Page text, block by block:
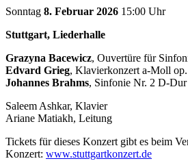
Sonntag 8. Februar 2026 15:00 Uhr
Stuttgart, Liederhalle
Grazyna Bacewicz, Ouvertüre für
Edvard Grieg, Klavierkonzert a-Moll
Johannes Brahms, Sinfonie Nr. 2 D-
Saleem Ashkar, Klavier
Ariane Matiakh, Leitung
Tickets für dieses Konzert gibt es beim
Konzert: www.stuttgartkonzert.de